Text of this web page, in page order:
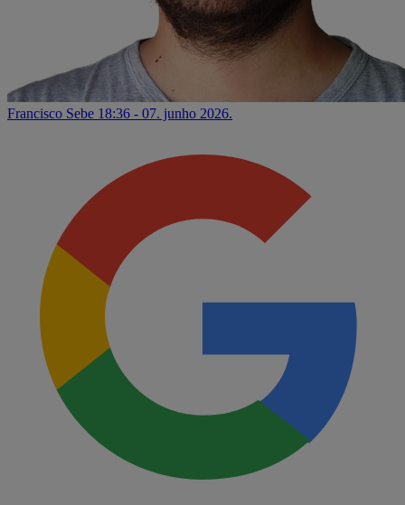
Francisco Sebe 18:36 - 07. junho 2026.